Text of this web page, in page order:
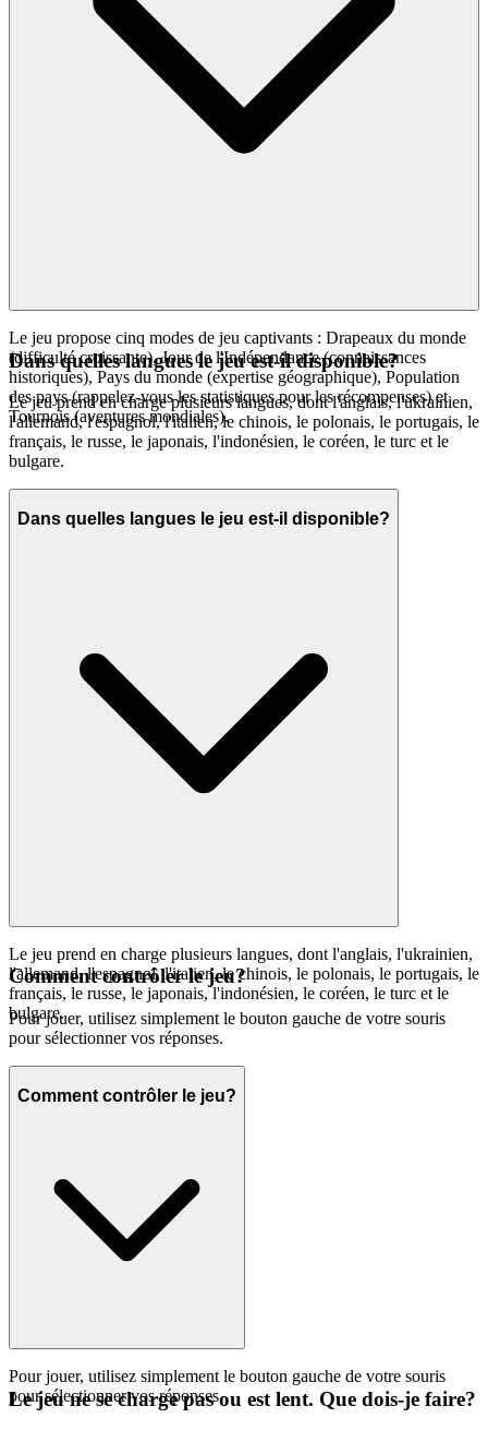
Le jeu propose cinq modes de jeu captivants : Drapeaux du monde
(difficulté croissante), Jour de l'Indépendance (connaissances
historiques), Pays du monde (expertise géographique), Population
des pays (rappelez-vous les statistiques pour les récompenses) et
Tournois (aventures mondiales).
Dans quelles langues le jeu est-il disponible?
Le jeu prend en charge plusieurs langues, dont l'anglais, l'ukrainien,
l'allemand, l'espagnol, l'italien, le chinois, le polonais, le portugais, le
français, le russe, le japonais, l'indonésien, le coréen, le turc et le
bulgare.
Dans quelles langues le jeu est-il disponible?
Le jeu prend en charge plusieurs langues, dont l'anglais, l'ukrainien,
l'allemand, l'espagnol, l'italien, le chinois, le polonais, le portugais, le
français, le russe, le japonais, l'indonésien, le coréen, le turc et le
bulgare.
Comment contrôler le jeu?
Pour jouer, utilisez simplement le bouton gauche de votre souris
pour sélectionner vos réponses.
Comment contrôler le jeu?
Pour jouer, utilisez simplement le bouton gauche de votre souris
pour sélectionner vos réponses.
Le jeu ne se charge pas ou est lent. Que dois-je faire?